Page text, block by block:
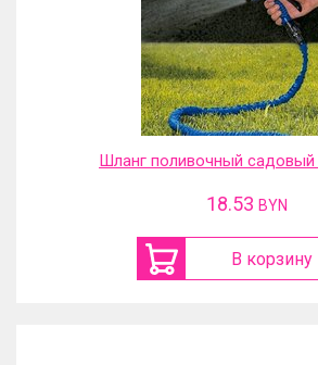
Шланг поливочный садовый
18.53 BYN
В корзину